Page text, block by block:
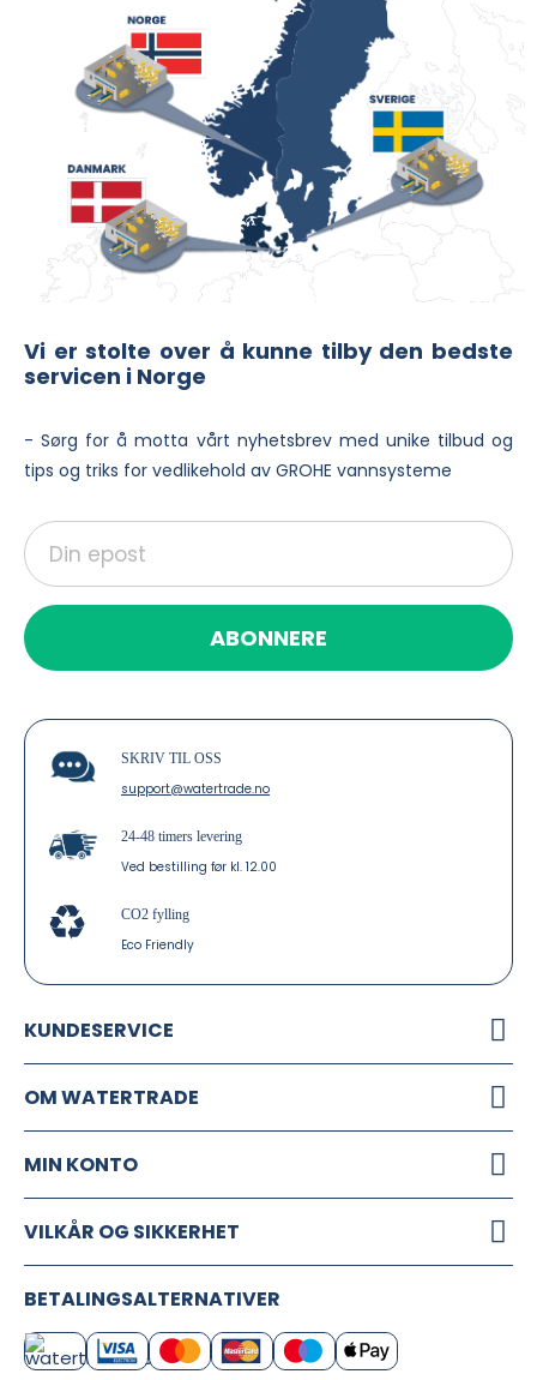
Vi er stolte over å kunne tilby den bedste
servicen i Norge
- Sørg for å motta vårt nyhetsbrev med unike tilbud og
tips og triks for vedlikehold av GROHE vannsysteme
ABONNERE
SKRIV TIL OSS
support@watertrade.no
24-48 timers levering
Ved bestilling før kl. 12.00
CO2 fylling
Eco Friendly
KUNDESERVICE
OM WATERTRADE
MIN KONTO
VILKÅR OG SIKKERHET
BETALINGSALTERNATIVER